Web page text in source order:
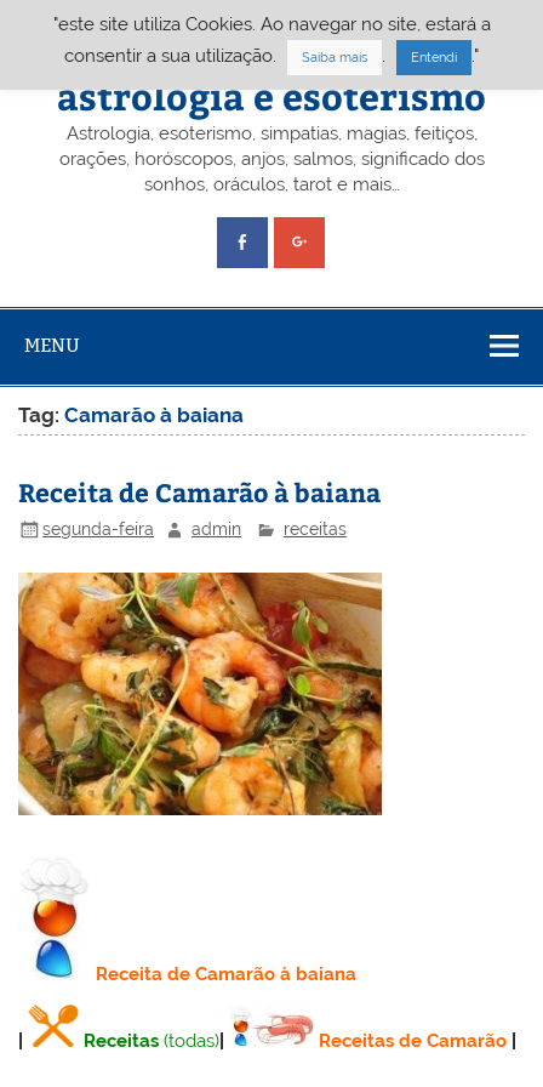
Portal A&E – Portal
astrologia e esoterismo
Astrologia, esoterismo, simpatias, magias, feitiços,
orações, horóscopos, anjos, salmos, significado dos
sonhos, oráculos, tarot e mais…
MENU
Tag:Camarão à baiana
Receita de Camarão à baiana
segunda-feira admin receitas
Receitade Camarão à baiana
Receitas (todas) Receitas de Camarão
"este site utiliza Cookies. Ao navegar no site, estará a
consentir a sua utilização.
Saiba mais Entendi ."